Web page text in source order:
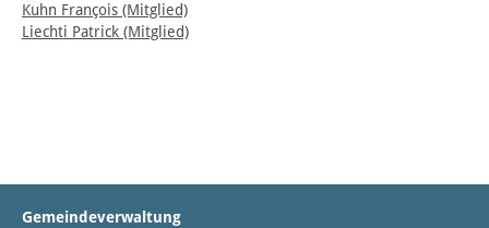
Kuhn François (Mitglied)
Liechti Patrick (Mitglied)
Gemeindeverwaltung